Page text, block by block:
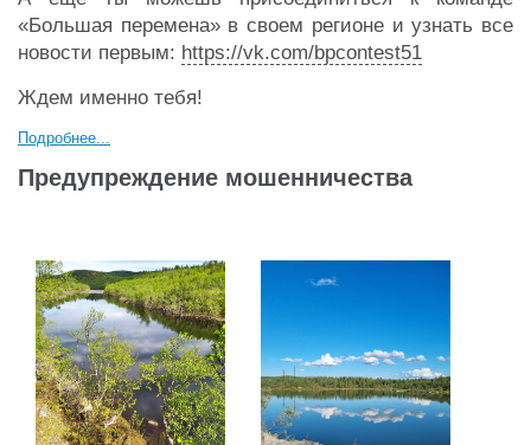
«Большая перемена» в своем регионе и узнать все
новости первым: https://vk.com/bpcontest51
Ждем именно тебя!
Подробнее...
Предупреждение мошенничества